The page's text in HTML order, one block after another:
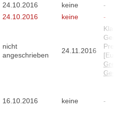
24.10.2016 keine
-
24.10.2016 keine -
nicht
angeschrieben
24.11.2016
Klare
Gericke
Gewalt
16.10.2016 keine -